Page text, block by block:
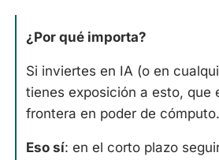
¿Por qué importa?
Si inviertes en IA (o en
tienes exposición a esto, que
frontera en poder de cómputo.
Eso sí: en el corto plazo